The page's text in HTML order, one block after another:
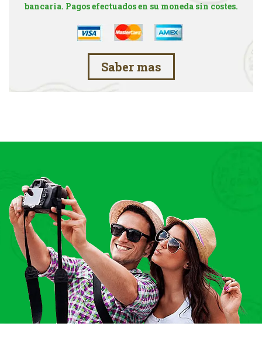
bancaria. Pagos efectuados en su moneda sin costes.
Saber mas